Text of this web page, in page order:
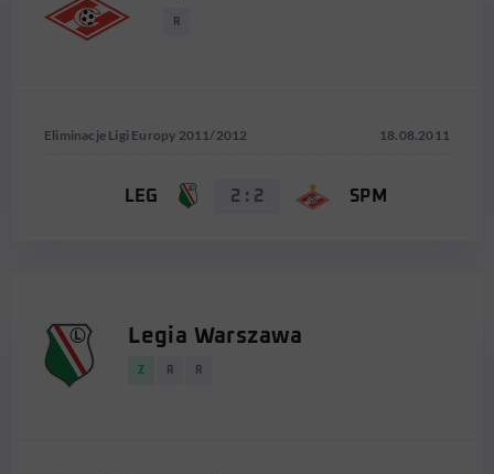
R
Eliminacje Ligi Europy 2011/2012 18.08.2011
LEG 2 : 2 SPM
Legia Warszawa
Z R R